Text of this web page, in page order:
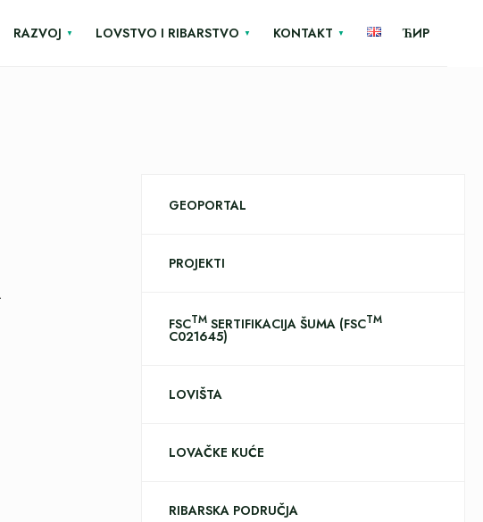
RAZVOJ LOVSTVO I RIBARSTVO KONTAKT ЋИР
GEOPORTAL
PROJEKTI
FSCTMSERTIFIKACIJA ŠUMA (FSCTM
C021645)
LOVIŠTA
LOVAČKE KUĆE
RIBARSKA PODRUČJA